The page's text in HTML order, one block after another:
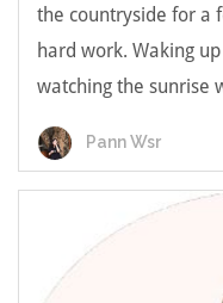
the countryside for a
hard work. Waking
watching the sunrise
Pann Wsr